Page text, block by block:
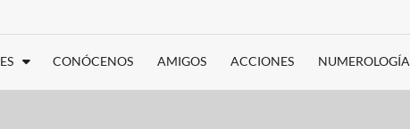
CONÓCENOS AMIGOS ACCIONES NUMEROLOGÍA